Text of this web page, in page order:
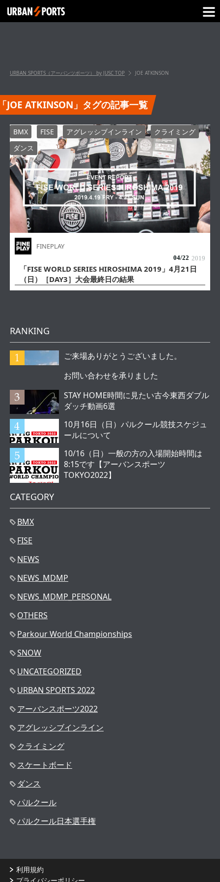
URBAN SPORTS（アーバンツポーツ） by JUSC TOP JOE ATKINSON
JOE ATKINSON」タグの記事一覧
BMX FISE アグレッシブインライン
クライミング
ダンス
FINEPLAY
04/22 2019
「FISE WORLD SERIES HIROSHIMA 2019」4月21日
（日）［DAY3］大会最終日の結果
RANKING
ご来場ありがとうございました。
お問い合わせを承りました
STAY HOME時間に見たい古今東西ダブル
ダッチ動画6選
10月16日（日）パルクール競技スケジュ
ールについて
10/16（日）一般の方の入場開始時間は
8:15です【アーバンスポーツ
TOKYO2022】
CATEGORY
BMX
FISE
NEWS
NEWS_MDMP
NEWS_MDMP_PERSONAL
OTHERS
Parkour World Championships
SNOW
UNCATEGORIZED
URBAN SPORTS 2022
アーバンスポーツ2022
アグレッシブインライン
クライミング
スケートボード
ダンス
パルクール
パルクール日本選手権
利用規約